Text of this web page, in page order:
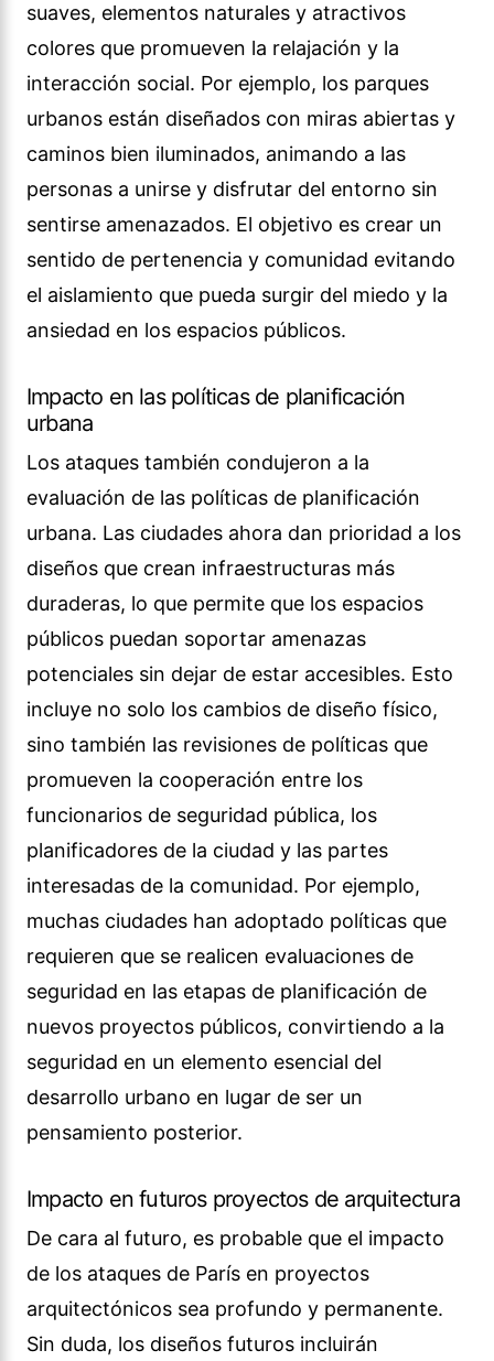
suaves, elementos naturales y atractivos
colores que promueven la relajación y la
interacción social. Por ejemplo, los parques
urbanos están diseñados con miras abiertas y
caminos bien iluminados, animando a las
personas a unirse y disfrutar del entorno sin
sentirse amenazados. El objetivo es crear un
sentido de pertenencia y comunidad evitando
el aislamiento que pueda surgir del miedo y la
ansiedad en los espacios públicos.
Impacto en las políticas de planificación
urbana
Los ataques también condujeron a la
evaluación de las políticas de planificación
urbana. Las ciudades ahora dan prioridad a los
diseños que crean infraestructuras más
duraderas, lo que permite que los espacios
públicos puedan soportar amenazas
potenciales sin dejar de estar accesibles. Esto
incluye no solo los cambios de diseño físico,
sino también las revisiones de políticas que
promueven la cooperación entre los
funcionarios de seguridad pública, los
planificadores de la ciudad y las partes
interesadas de la comunidad. Por ejemplo,
muchas ciudades han adoptado políticas que
requieren que se realicen evaluaciones de
seguridad en las etapas de planificación de
nuevos proyectos públicos, convirtiendo a la
seguridad en un elemento esencial del
desarrollo urbano en lugar de ser un
pensamiento posterior.
Impacto en futuros proyectos de arquitectura
De cara al futuro, es probable que el impacto
de los ataques de París en proyectos
arquitectónicos sea profundo y permanente.
Sin duda, los diseños futuros incluirán